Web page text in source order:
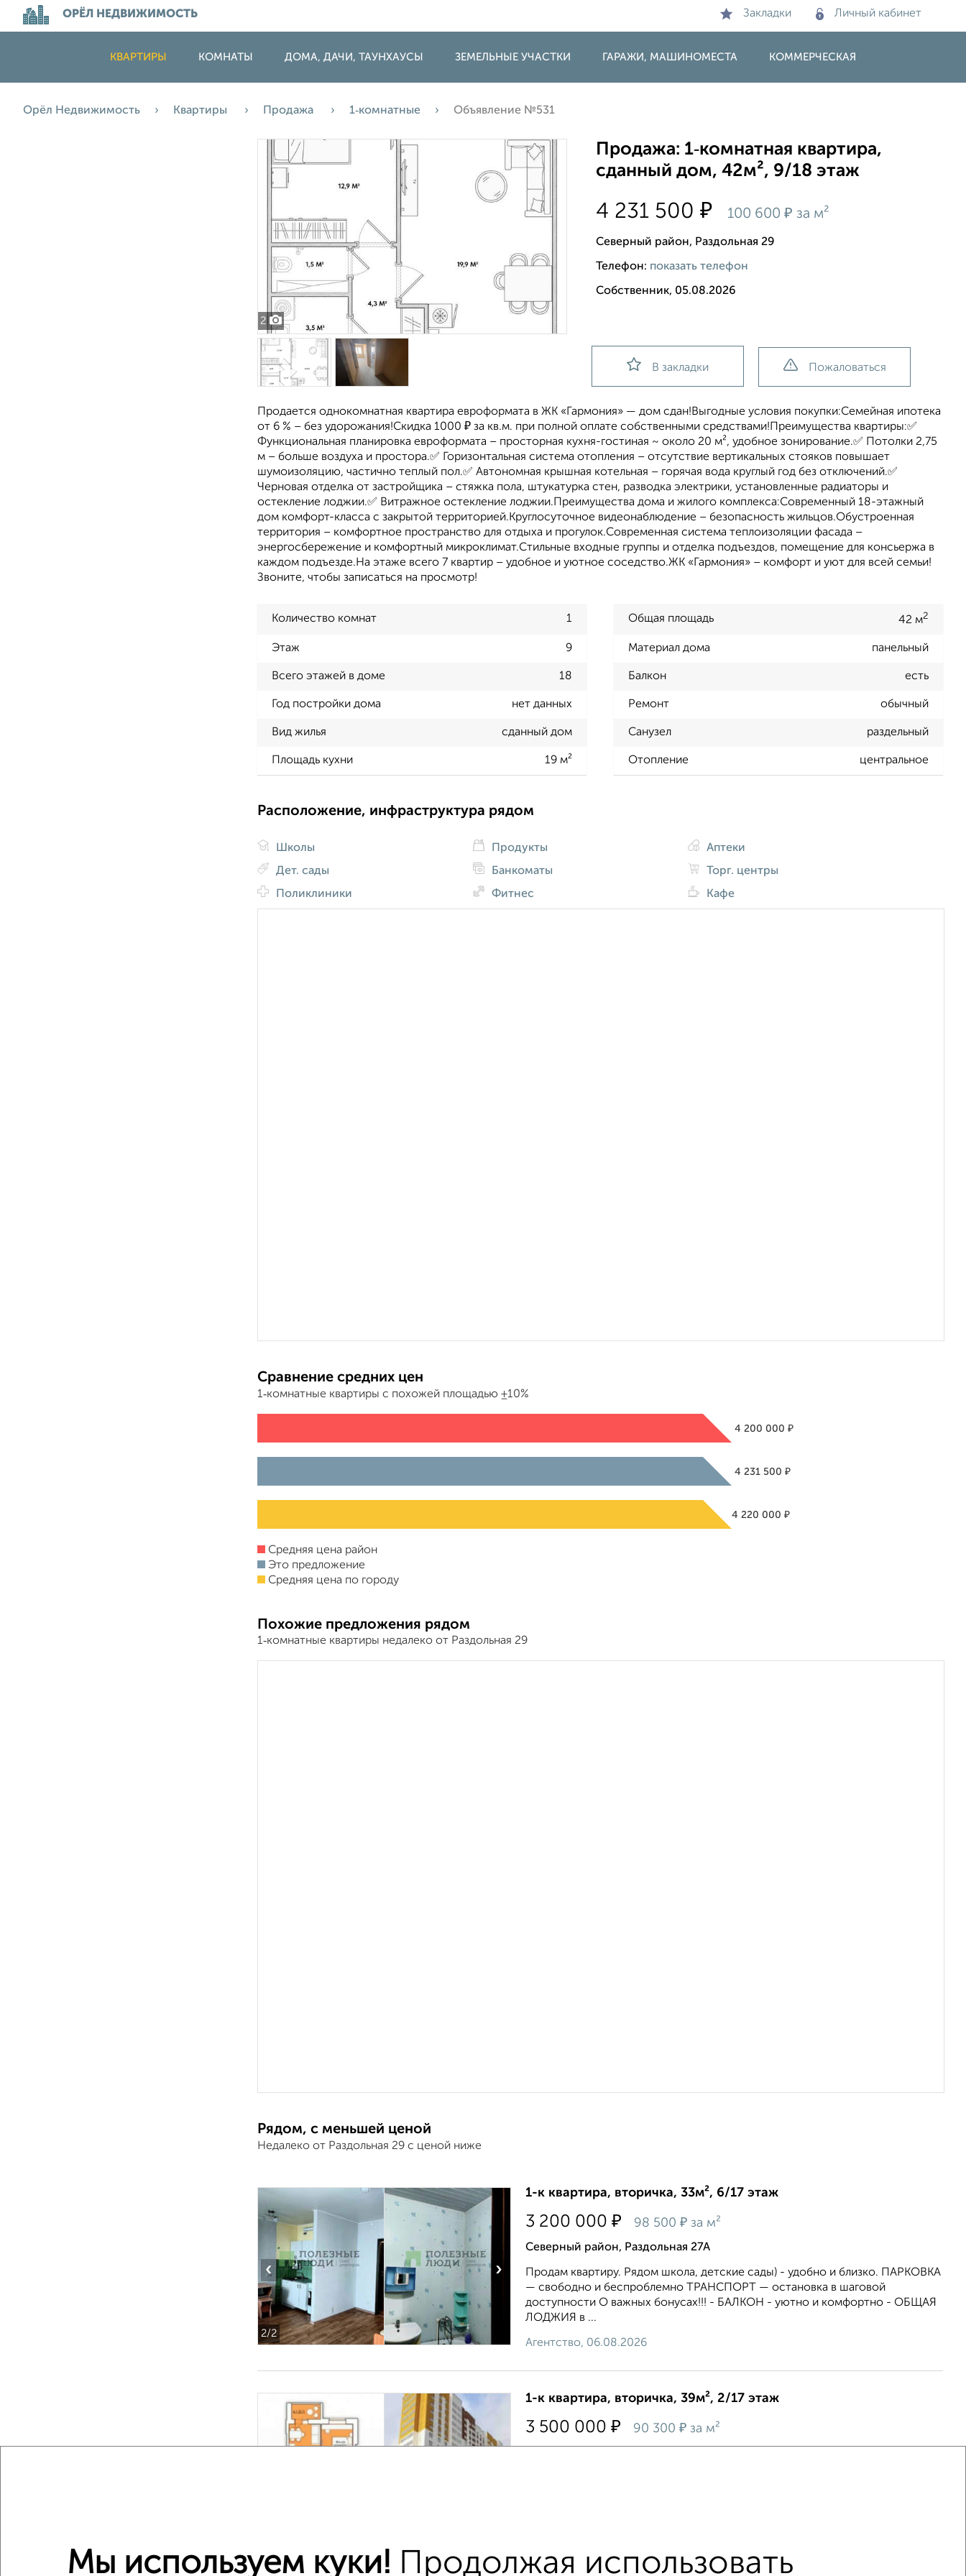
ОРЁЛ НЕДВИЖИМОСТЬ Закладки Личный кабинет
КВАРТИРЫ КОМНАТЫ ДОМА, ДАЧИ, ТАУНХАУСЫ ЗЕМЕЛЬНЫЕ УЧАСТКИ ГАРАЖИ, МАШИНОМЕСТА КОММЕРЧЕСКАЯ
Орёл Недвижимость Квартиры Продажа 1‑комнатные Объявление №531
2
Продажа: 1‑комнатная квартира,
сданный дом, 42м², 9/18 этаж
4 231 500₽ 100 600₽ за м²
Северный район, Раздольная 29
Телефон: показать телефон
Собственник, 05.08.2026
В закладки Пожаловаться
Продается однокомнатная квартира евроформата в ЖК «Гармония» — дом сдан!Выгодные условия покупки:Семейная ипотека
от 6 % – без удорожания!Скидка 1000 ₽ за кв.м. при полной оплате собственными средствами!Преимущества квартиры:✅
Функциональная планировка евроформата – просторная кухня-гостиная ~ около 20 м², удобное зонирование.✅ Потолки 2,75
м – больше воздуха и простора.✅ Горизонтальная система отопления – отсутствие вертикальных стояков повышает
шумоизоляцию, частично теплый пол.✅ Автономная крышная котельная – горячая вода круглый год без отключений.✅
Черновая отделка от застройщика – стяжка пола, штукатурка стен, разводка электрики, установленные радиаторы и
остекление лоджии.✅ Витражное остекление лоджии.Преимущества дома и жилого комплекса:Современный 18-этажный
дом комфорт-класса с закрытой территорией.Круглосуточное видеонаблюдение – безопасность жильцов.Обустроенная
территория – комфортное пространство для отдыха и прогулок.Современная система теплоизоляции фасада –
энергосбережение и комфортный микроклимат.Стильные входные группы и отделка подъездов, помещение для консьержа в
каждом подъезде.На этаже всего 7 квартир – удобное и уютное соседство.ЖК «Гармония» – комфорт и уют для всей семьи!
Звоните, чтобы записаться на просмотр!
Количество комнат 1 Общая площадь 42 м2
Этаж 9 Материал дома панельный
Всего этажей в доме 18 Балкон есть
Год постройки дома нет данных Ремонт обычный
Вид жилья сданный дом Санузел раздельный
Площадь кухни 19 м² Отопление центральное
Расположение, инфраструктура рядом
Школы
Дет. сады
Поликлиники
Продукты
Банкоматы
Фитнес
Аптеки
Торг. центры
Кафе
Сравнение средних цен
1‑комнатные квартиры с похожей площадью ±10%
4 200 000₽
4 231 500₽
4 220 000₽
Средняя цена район
Это предложение
Средняя цена по городу
Похожие предложения рядом
1‑комнатные квартиры недалеко от Раздольная 29
Рядом, с меньшей ценой
Недалеко от Раздольная 29 с ценой ниже
2/2
‹ ›
1-к квартира, вторичка, 33м², 6/17 этаж
3 200 000 ₽ 98 500 ₽ за м²
Северный район, Раздольная 27А
Продам квартиру. Рядом школа, детские сады) - удобно и близко. ПАРКОВКА
— свободно и беспроблемно ТРАНСПОРТ — остановка в шаговой
доступности О важных бонусах!!! - БАЛКОН - уютно и комфортно - ОБЩАЯ
ЛОДЖИЯ в ...
Агентство, 06.08.2026
1-к квартира, вторичка, 39м², 2/17 этаж
3 500 000 ₽ 90 300 ₽ за м²
Мы используем куки! Продолжая использовать